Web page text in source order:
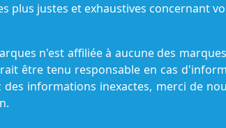
plus justes et exhaustives concernant
n'est affiliée à aucune des
être tenu responsable en cas
des informations inexactes, merci de